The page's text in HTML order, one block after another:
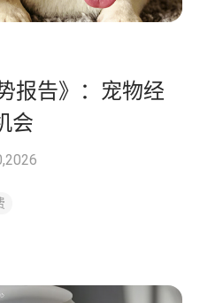
报告》：宠物经
会